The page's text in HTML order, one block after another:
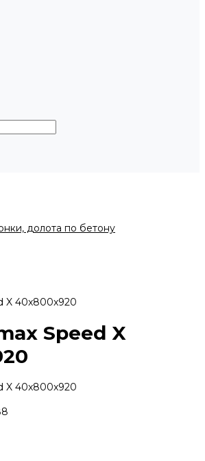
долота по бетону
X 40x800x920
Speed X
X 40x800x920